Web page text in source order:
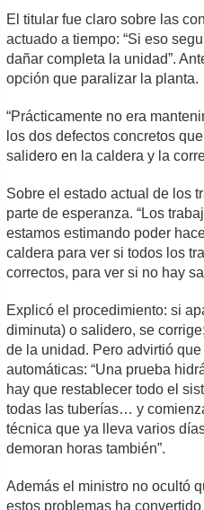
El titular fue claro sobre las
actuado a tiempo: “Si eso
dañar completa la unidad”.
opción que paralizar la planta.
“Prácticamente no era
los dos defectos concretos
salidero en la caldera y la
Sobre el estado actual de los
parte de esperanza. “Los
estamos estimando poder
caldera para ver si todos los
correctos, para ver si no hay
Explicó el procedimiento: si
diminuta) o salidero, se
de la unidad. Pero advirtió
automáticas: “Una prueba
hay que restablecer todo el
todas las tuberías… y
técnica que ya lleva varios
demoran horas también”.
Además el ministro no ocultó
estos problemas ha